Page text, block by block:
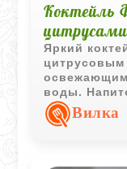
Коктейль
цитрусами
Яркий
цитрусовым
воды.
бодрящим и
подаче.Вилка